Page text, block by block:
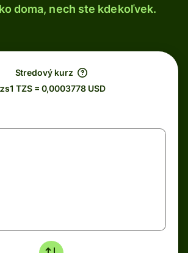
doma, nech ste kdekoľvek.
Stredový kurz
TZS = 0,0003778 USD